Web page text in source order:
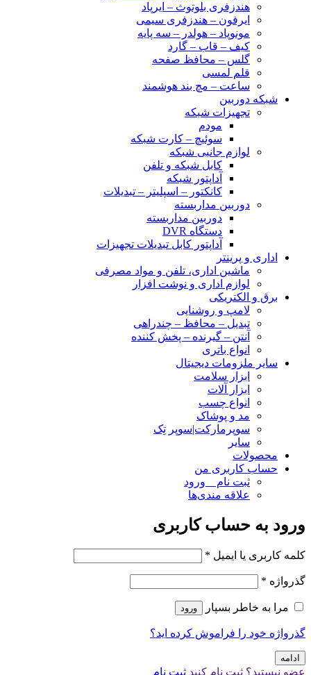
هندزفری بلوتوث – ایرپاد
ایرفون – هندزفری سیمی
مونوپاد – هولدر – سه پایه
کیف – قاب – گارد
گلس – محافظ صفحه
قلم لمسی
ساعت – مچ بند هوشمند
شبکه دوربین
تجهیزات شبکه
مودم
سوئیچ – کارت شبکه
لوازم جانبی شبکه
کابل شبکه و تلفن
آداپتور شبکه
کانکتور – اسپلیتر – تبدیلات
دوربین مداربسته
دوربین مداربسته
دستگاه DVR
آداپتور کابل تبدیلات تجهیزات
اداری و پرینتر
ماشین اداری، تلفن و مواد مصرفی
لوازم اداری و نوشت افزار
برق و الکتریکی
لامپ و روشنایی
تبدیل – محافظ – چندراهی
آنتن – گیرنده – پخش کننده
انواع باتری
سایر ملزومات دیجیتال
ابزار سلامت
ابزار آلات
انواع چسب
مد و پوشاک
سوپرمارکت|سوپر تِک
سایر
محصولات
حساب کاربری من
ثبت نام _ ورود
علاقه مندی‌ها
ورود به حساب کاربری
کلمه کاربری یا ایمیل *
گذرواژه *
مرا به خاطر بسپار ورود
گذرواژه خود را فراموش کرده اید؟
ادامه
عضو نیستید؟ ثبت نام کنید ثبت نام